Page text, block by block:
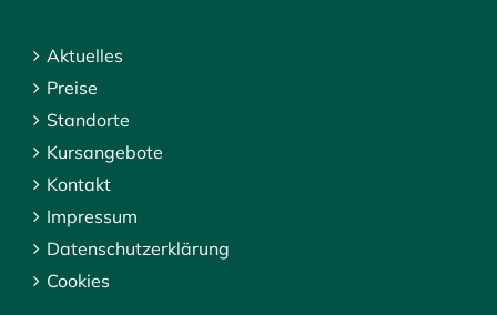
Aktuelles
Preise
Standorte
Kursangebote
Kontakt
Impressum
Datenschutzerklärung
Cookies